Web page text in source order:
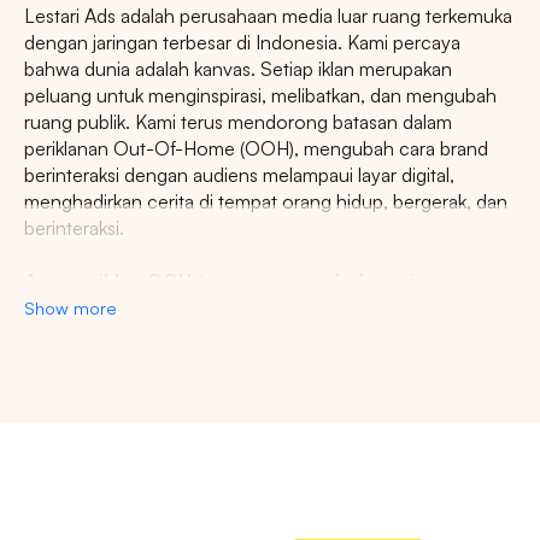
Lestari Ads adalah perusahaan media luar ruang terkemuka
dengan jaringan terbesar di Indonesia. Kami percaya
bahwa dunia adalah kanvas. Setiap iklan merupakan
peluang untuk menginspirasi, melibatkan, dan mengubah
ruang publik. Kami terus mendorong batasan dalam
periklanan Out-Of-Home (OOH), mengubah cara brand
berinteraksi dengan audiens melampaui layar digital,
menghadirkan cerita di tempat orang hidup, bergerak, dan
berinteraksi.
Show more